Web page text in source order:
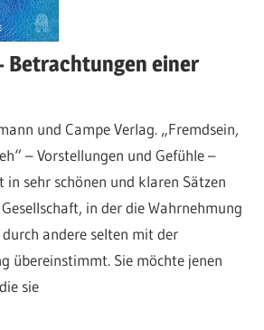
Betrachtungen einer
und Campe Verlag. „Fremdsein,
– Vorstellungen und Gefühle –
in sehr schönen und klaren Sätzen
in der die Wahrnehmung
andere selten mit der
übereinstimmt. Sie möchte jenen
sie